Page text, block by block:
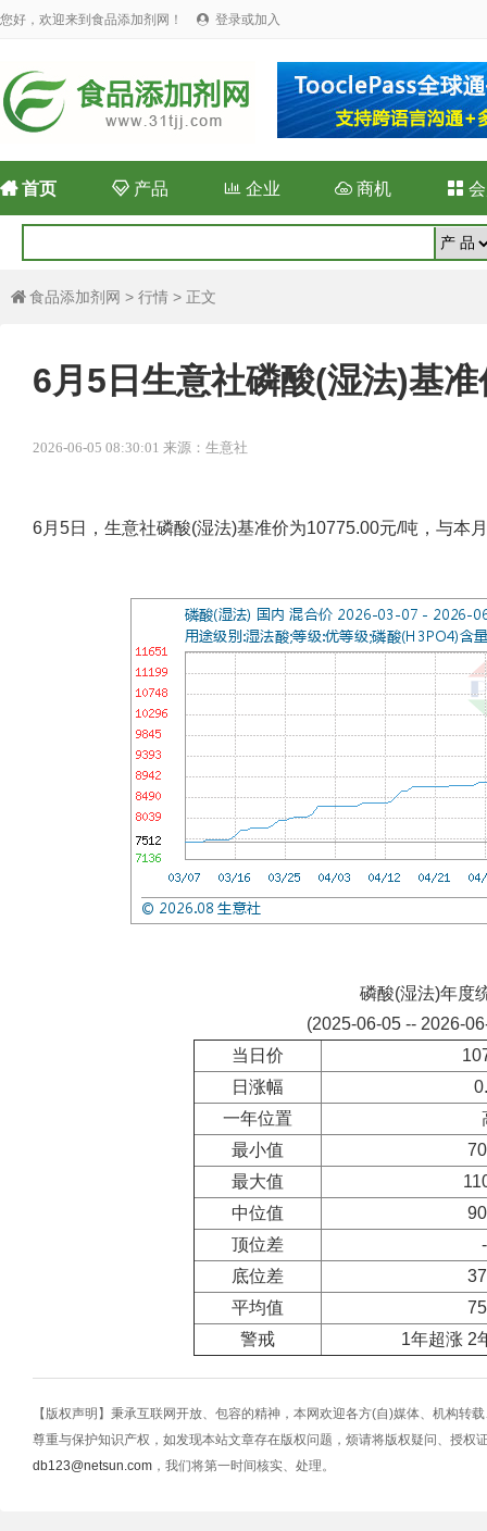
您好，欢迎来到食品添加剂网！  登录或加入
首页 产品 企业  商机 
 食品添加剂网 > 行情 > 正文
6月5日生意社磷酸(湿法)基
2026-06-05 08:30:01 来源：生意社
6月5日，生意社磷酸(湿法)基准价为10775.00元/吨，与本
磷酸(湿法)年度
(2025-06-05 -- 2026-
当日价
日涨幅
一年位置
最小值
最大值
中位值
顶位差
底位差
平均值
警戒
1年超涨 2
【版权声明】秉承互联网开放、包容的精神，本网欢迎各方(自)媒体、机构转
尊重与保护知识产权，如发现本站文章存在版权问题，烦请将版权疑问、授权
db123@netsun.com ，我们将第一时间核实、处理。